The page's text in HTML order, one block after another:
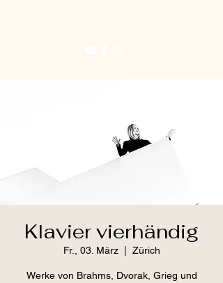
Klavier vierhändig
Fr., 03. März
  |
Zürich
Werke von Brahms, Dvorak, Grieg und